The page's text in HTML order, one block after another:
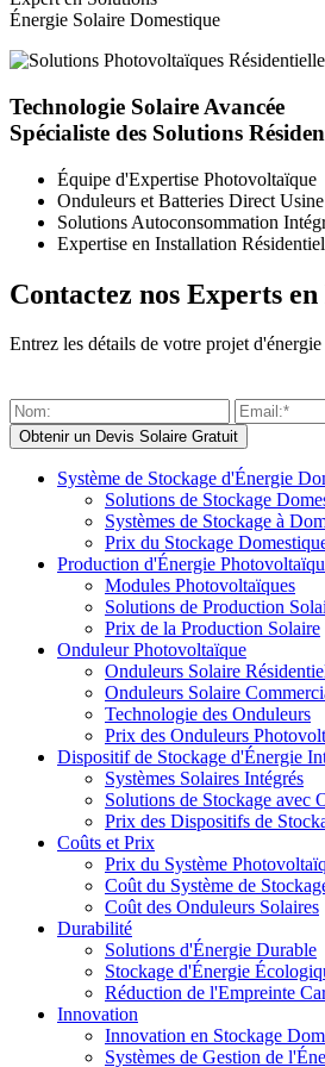
Énergie Solaire Domestique
Technologie Solaire Avancée
Spécialiste des Solutions
Équipe d'Expertise Photovoltaïque
Onduleurs et Batteries Direct Usine
Solutions Autoconsommation
Expertise en Installation
Contactez nos Experts
Entrez les détails de votre projet
Système de Stockage d'Énergie
Solutions de Stockage
Systèmes de Stockage à
Prix du Stockage
Production d'Énergie
Modules Photovoltaïques
Solutions de Production
Prix de la Production Solaire
Onduleur Photovoltaïque
Onduleurs Solaire
Onduleurs Solaire
Technologie des Onduleurs
Prix des Onduleurs
Dispositif de Stockage d'Énergie
Systèmes Solaires Intégrés
Solutions de Stockage avec
Prix des Dispositifs de
Coûts et Prix
Prix du Système
Coût du Système de
Coût des Onduleurs Solaires
Durabilité
Solutions d'Énergie Durable
Stockage d'Énergie
Réduction de l'Empreinte
Innovation
Innovation en Stockage
Systèmes de Gestion de